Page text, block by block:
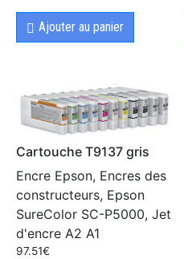
Ajouter au panier
Cartouche T9137 gris
Encre Epson, Encres des
constructeurs, Epson
SureColor SC-P5000, Jet
d'encre A2 A1
97.51€